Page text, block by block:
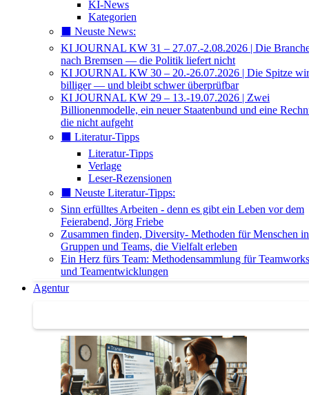
KI-News
Kategorien
⬛️ Neuste News:
KI JOURNAL KW 31 – 27.07.-2.08.2026 | Die
nach Bremsen — die Politik liefert nicht
KI JOURNAL KW 30 – 20.-26.07.2026 | Die Spitze
billiger — und bleibt schwer überprüfbar
KI JOURNAL KW 29 – 13.-19.07.2026 | Zwei
Billionenmodelle, ein neuer Staatenbund und eine
die nicht aufgeht
⬛️ Literatur-Tipps
Literatur-Tipps
Verlage
Leser-Rezensionen
⬛️ Neuste Literatur-Tipps:
Sinn erfülltes Arbeiten - denn es gibt ein Leben vor dem
Feierabend, Jörg Friebe
Zusammen finden, Diversity- Methoden für Menschen in
Gruppen und Teams, die Vielfalt erleben
Ein Herz fürs Team: Methodensammlung für
und Teamentwicklungen
Agentur